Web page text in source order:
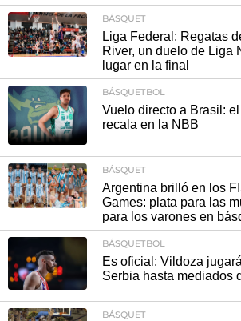
BÁSQUET
Liga Federal: Regatas
River, un duelo de Liga
lugar en la final
BÁSQUETBOL
Vuelo directo a Brasil:
recala en la NBB
BÁSQUET
Argentina brilló en los
Games: plata para las
para los varones en
BÁSQUETBOL
Es oficial: Vildoza
Serbia hasta mediados
BÁSQUET